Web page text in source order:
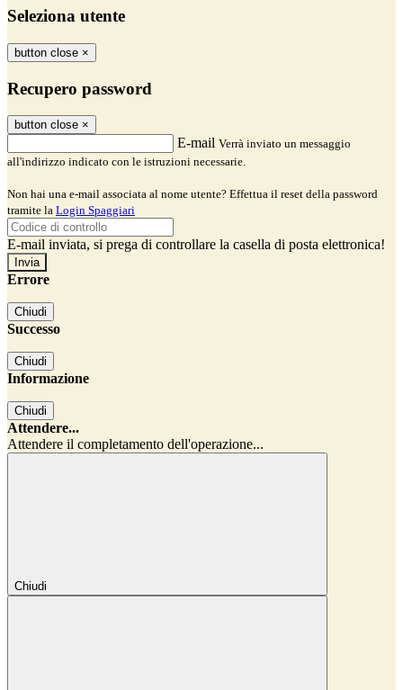
Seleziona utente
button close ×
Recupero password
button close ×
E-mail Verrà inviato un messaggio
all'indirizzo indicato con le istruzioni necessarie.
Non hai una e-mail associata al nome utente? Effettua il reset della password
tramite la Login Spaggiari
E-mail inviata, si prega di controllare la casella di posta elettronica!
Errore
Chiudi
Successo
Chiudi
Informazione
Chiudi
Attendere...
Attendere il completamento dell'operazione...
Chiudi